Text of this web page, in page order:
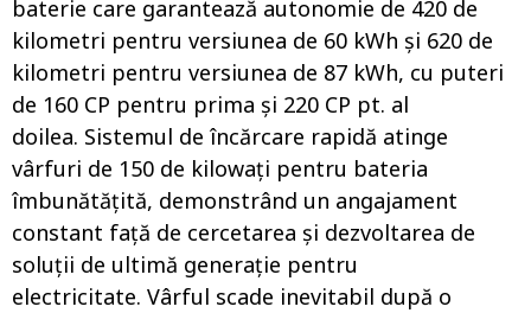
baterie care garantează autonomie de 420 de
kilometri pentru versiunea de 60 kWh și 620 de
kilometri pentru versiunea de 87 kWh, cu puteri
de 160 CP pentru prima și 220 CP pt. al
doilea. Sistemul de încărcare rapidă atinge
vârfuri de 150 de kilowați pentru bateria
îmbunătățită, demonstrând un angajament
constant față de cercetarea și dezvoltarea de
soluții de ultimă generație pentru
electricitate. Vârful scade inevitabil după o